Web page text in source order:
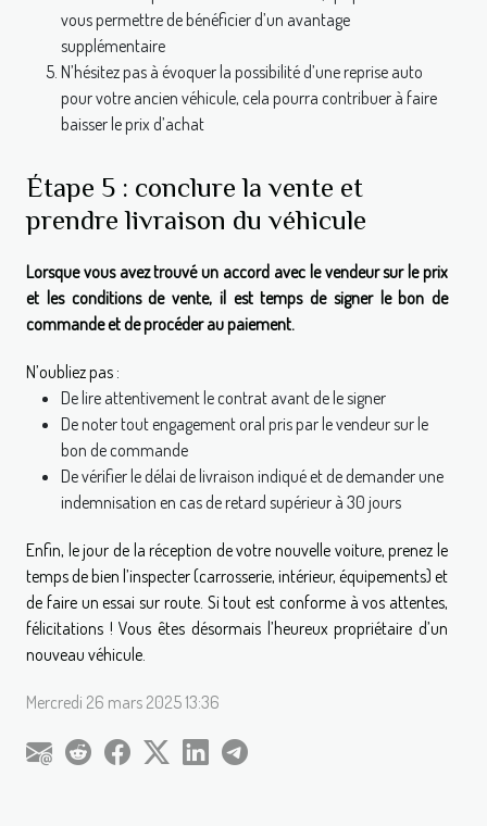
vous permettre de bénéficier d’un avantage
supplémentaire
N’hésitez pas à évoquer la possibilité d’une reprise auto
pour votre ancien véhicule, cela pourra contribuer à faire
baisser le prix d’achat
Étape 5 : conclure la vente et
prendre livraison du véhicule
Lorsque vous avez trouvé un accord avec le vendeur sur le prix
et les conditions de vente, il est temps de signer le bon de
commande et de procéder au paiement.
N’oubliez pas :
De lire attentivement le contrat avant de le signer
De noter tout engagement oral pris par le vendeur sur le
bon de commande
De vérifier le délai de livraison indiqué et de demander une
indemnisation en cas de retard supérieur à 30 jours
Enfin, le jour de la réception de votre nouvelle voiture, prenez le
temps de bien l’inspecter (carrosserie, intérieur, équipements) et
de faire un essai sur route. Si tout est conforme à vos attentes,
félicitations ! Vous êtes désormais l’heureux propriétaire d’un
nouveau véhicule.
Mercredi 26 mars 2025 13:36